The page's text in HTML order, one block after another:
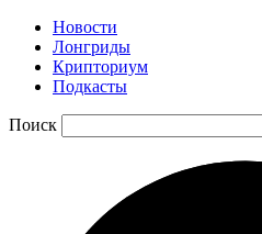
Новости
Лонгриды
Крипториум
Подкасты
Поиск